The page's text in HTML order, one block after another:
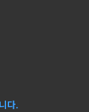
다.